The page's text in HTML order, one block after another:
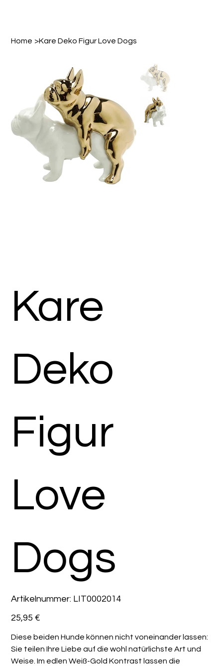
Home >Kare Deko Figur Love Dogs
Kare
Deko
Figur
Love
Dogs
Artikelnummer: Artikelnummer:
LIT0002014
LIT0002014
Preis
25,95 €
Diese beiden Hunde können nicht voneinander lassen:
Sie teilen Ihre Liebe auf die wohl natürlichste Art und
Weise. Im edlen Weiß-Gold Kontrast lassen die